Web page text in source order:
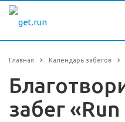
Главная Календарь забегов
забег